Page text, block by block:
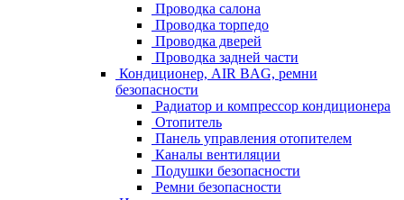
Проводка салона
Проводка торпедо
Проводка дверей
Проводка задней части
Кондиционер, AIR BAG, ремни
безопасности
Радиатор и компрессор кондиционера
Отопитель
Панель управления отопителем
Каналы вентиляции
Подушки безопасности
Ремни безопасности